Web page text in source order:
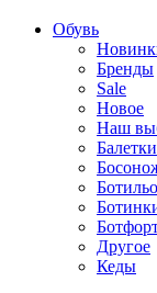
Обувь
Бренды
Sale
Новое
Наш
Балетки
Другое
Кеды